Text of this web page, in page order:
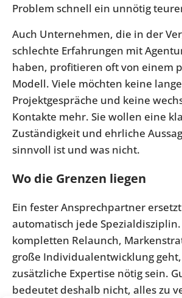
Problem schnell ein unnötig
Auch Unternehmen, die in der
schlechte Erfahrungen mit
haben, profitieren oft von einem
Modell. Viele möchten keine
Projektgespräche und keine
Kontakte mehr. Sie wollen eine
Zuständigkeit und ehrliche
sinnvoll ist und was nicht.
Wo die Grenzen liegen
Ein fester Ansprechpartner
automatisch jede
kompletten Relaunch,
große Individualentwicklung
zusätzliche Expertise nötig sein.
bedeutet deshalb nicht, alles zu